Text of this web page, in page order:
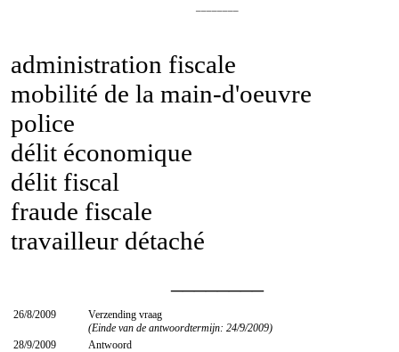
administration fiscale
mobilité de la main-d'oeuvre
police
délit économique
délit fiscal
fraude fiscale
travailleur détaché
26/8/2009
Verzending vraag
(Einde van de antwoordtermijn: 24/9/2009)
28/9/2009
Antwoord